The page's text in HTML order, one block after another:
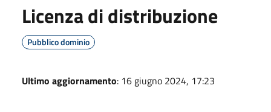
Licenza di distribuzione
Pubblico dominio
Ultimo aggiornamento: 16 giugno 2024, 17:23